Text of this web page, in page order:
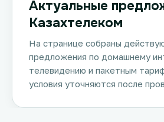
Актуальные
Казахтелеком
На странице собраны
предложения по домашнему
телевидению и пакетным
условия уточняются после